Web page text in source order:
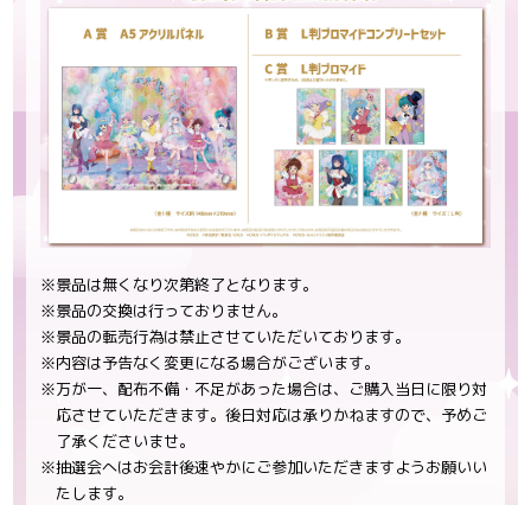
※景品は無くなり次第終了となります。
※景品の交換は行っておりません。
※景品の転売行為は禁止させていただいております。
※内容は予告なく変更になる場合がございます。
※万が一、配布不備・不足があった場合は、ご購入当日に限り対
応させていただきます。後日対応は承りかねますので、予めご
了承くださいませ。
※抽選会へはお会計後速やかにご参加いただきますようお願いい
たします。